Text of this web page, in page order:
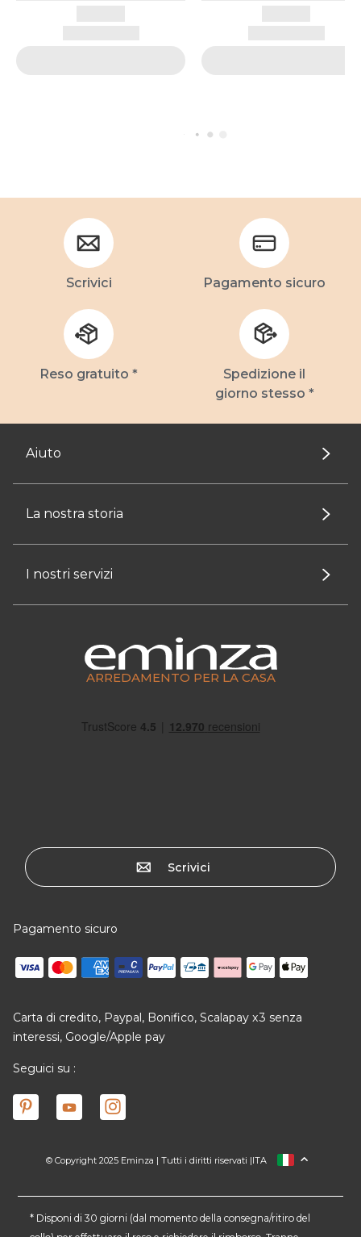
Scrivici Pagamento sicuro
Reso gratuito *
Spedizione il
giorno stesso *
Aiuto
La nostra storia
I nostri servizi
ARREDAMENTO PER LA CASA
Scrivici
Pagamento sicuro
Carta di credito, Paypal, Bonifico, Scalapay x3 senza
interessi, Google/Apple pay
Seguici su :
© Copyright 2025 Eminza | Tutti i diritti riservati |
FRANCIA
GERMANIA
ITA
* Disponi di 30 giorni (dal momento della consegna/ritiro del